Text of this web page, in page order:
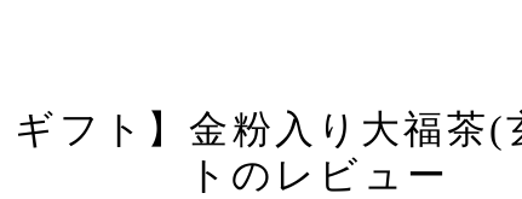
ギフト】金粉入り大福茶
トのレビュー